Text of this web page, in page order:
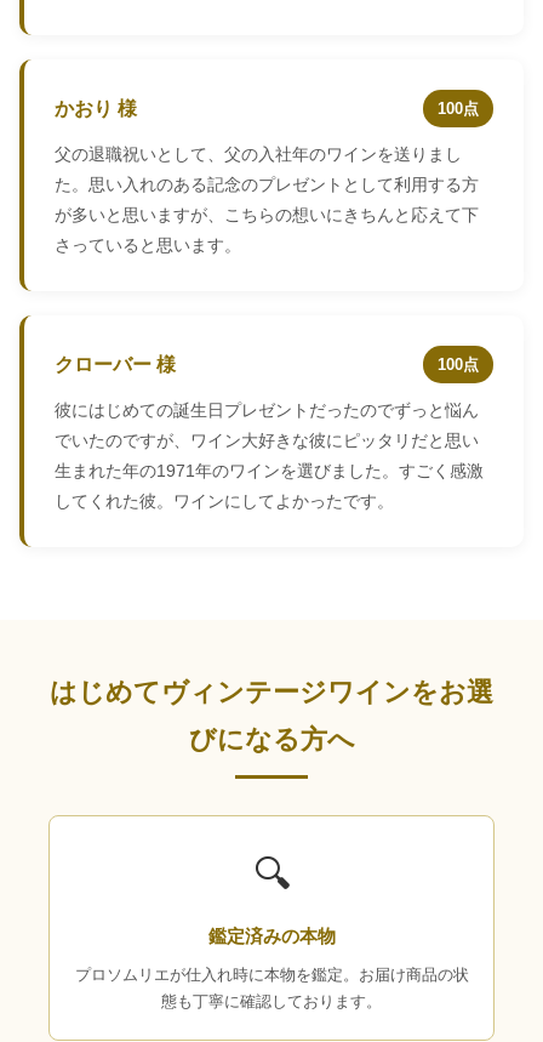
かおり 様 100点
父の退職祝いとして、父の入社年のワインを送りまし
た。思い入れのある記念のプレゼントとして利用する方
が多いと思いますが、こちらの想いにきちんと応えて下
さっていると思います。
クローバー 様 100点
彼にはじめての誕生日プレゼントだったのでずっと悩ん
でいたのですが、ワイン大好きな彼にピッタリだと思い
生まれた年の1971年のワインを選びました。すごく感激
してくれた彼。ワインにしてよかったです。
はじめてヴィンテージワインをお選
びになる方へ
🔍
鑑定済みの本物
プロソムリエが仕入れ時に本物を鑑定。お届け商品の状
態も丁寧に確認しております。